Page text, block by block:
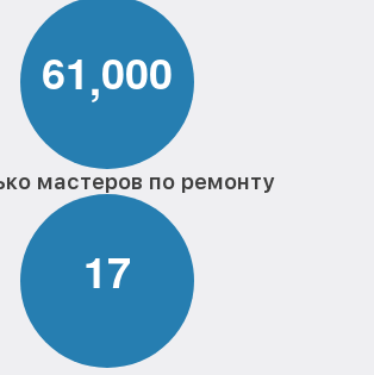
61,000
мастеров по ремонту
17